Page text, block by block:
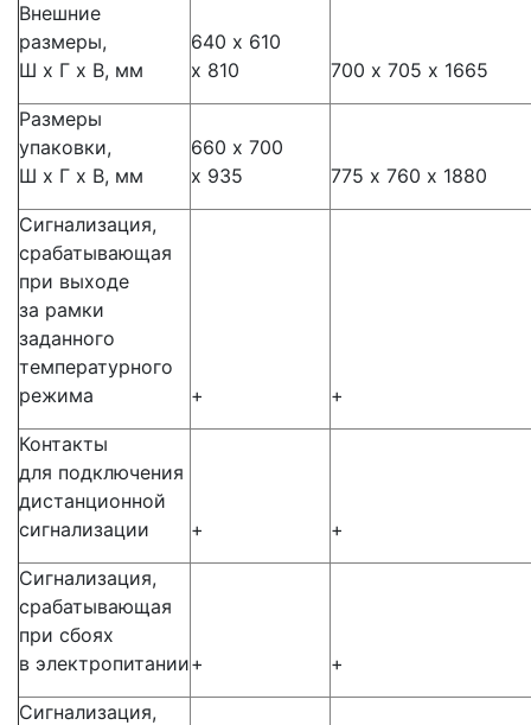
Внешние
размеры,
Ш х Г х В, мм
640 х 610
х 810
700 х 705 х 1665
Размеры
упаковки,
Ш х Г х В, мм
660 х 700
х 935
775 х 760 х 1880
Сигнализация,
срабатывающая
при выходе
за рамки
заданного
температурного
режима
+ +
Контакты
для подключения
дистанционной
сигнализации
+ +
Сигнализация,
срабатывающая
при сбоях
в электропитании+ +
Сигнализация,